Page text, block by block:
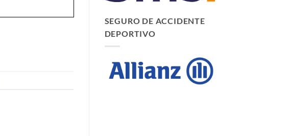
SEGURO DE ACCIDENTE
DEPORTIVO